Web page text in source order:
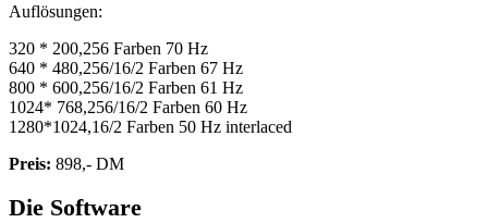
Auflösungen:
320 * 200,256 Farben 70 Hz
640 * 480,256/16/2 Farben 67 Hz
800 * 600,256/16/2 Farben 61 Hz
1024* 768,256/16/2 Farben 60 Hz
1280*1024,16/2 Farben 50 Hz interlaced
Preis: 898,- DM
Die Software